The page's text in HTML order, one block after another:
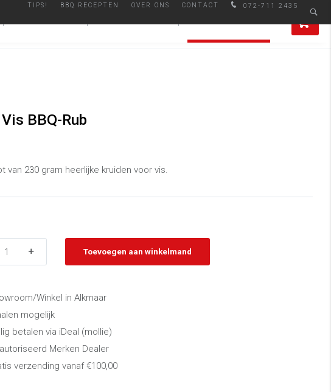
072-711 2435
TIPS! BBQ RECEPTEN OVER ONS CONTACT
0
BBQ-Rub
van 230 gram heerlijke kruiden voor vis.
Toevoegen aan winkelmand
Winkel in Alkmaar
mogelijk
betalen via iDeal (mollie)
Merken Dealer
verzending vanaf €100,00